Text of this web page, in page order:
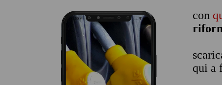
con
qui a